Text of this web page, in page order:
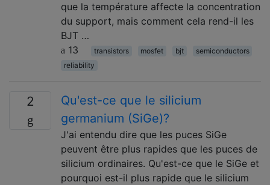
que la température affecte la concentration
du support, mais comment cela rend-il les
BJT …
13
transistors mosfet bjt
semiconductors
reliability
2
Qu'est-ce que le silicium
germanium (SiGe)?
J'ai entendu dire que les puces SiGe
peuvent être plus rapides que les puces de
silicium ordinaires. Qu'est-ce que le SiGe et
pourquoi est-il plus rapide que le silicium